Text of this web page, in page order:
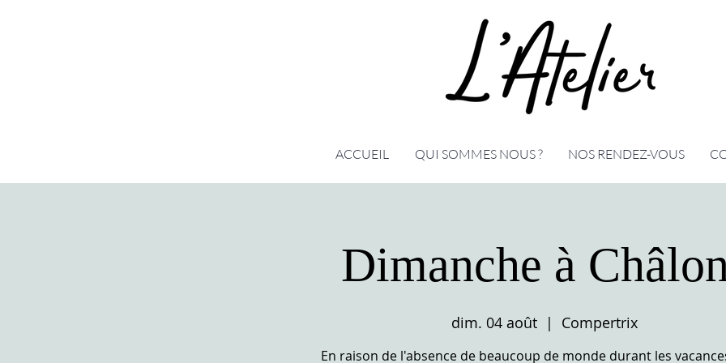
ACCUEIL QUI SOMMES NOUS ? NOS RENDEZ-VOUS
Dimanche à
dim. 04 août
  |
Compertrix
En raison de l'absence de beaucoup de monde durant les